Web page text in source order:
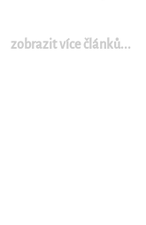
zobrazit více článků...